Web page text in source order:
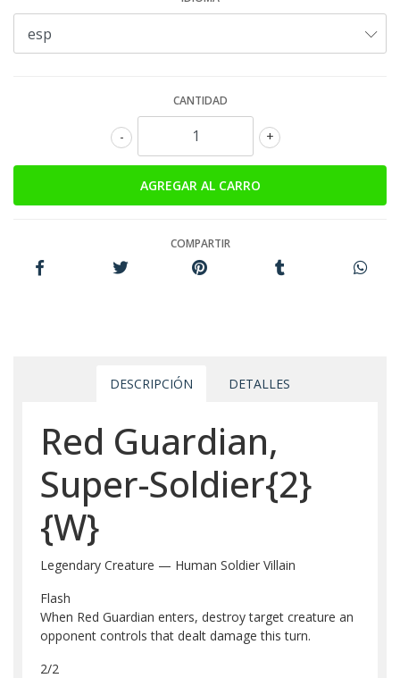
CANTIDAD
+
-
COMPARTIR
DESCRIPCIÓN DETALLES
Red Guardian,
Super-Soldier{2}
{W}
Legendary Creature — Human Soldier Villain
Flash
When Red Guardian enters, destroy target creature an
opponent controls that dealt damage this turn.
2/2